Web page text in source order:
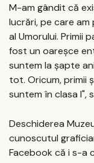
M-am gândit că
lucrări, pe care
al Umorului. Primii
fost un oareşce
suntem la şapte
tot. Oricum, primii
suntem în clasa I",
Deschiderea
cunoscutul
Facebook că i s-a